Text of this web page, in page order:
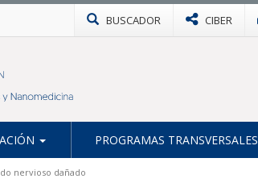
BUSCADOR CIBER
PROGRAMAS TRANSVERSALES
nervioso dañado